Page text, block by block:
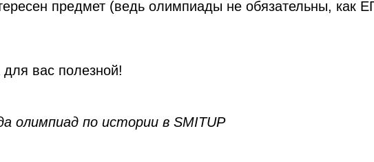
предмет (ведь олимпиады не обязательны, как
вас полезной!
олимпиад по истории в SMITUP
История
Блог